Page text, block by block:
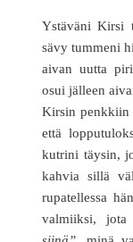
Ystäväni Kirsi
sävy tummeni
aivan uutta
osui jälleen
Kirsin penkkiin
että
kutrini täysin,
kahvia sillä
rupatellessa
valmiiksi, jota